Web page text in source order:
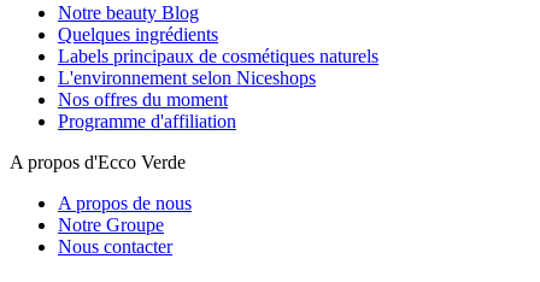
Notre beauty Blog
Quelques ingrédients
Labels principaux de cosmétiques naturels
L'environnement selon Niceshops
Nos offres du moment
Programme d'affiliation
A propos d'Ecco Verde
A propos de nous
Notre Groupe
Nous contacter